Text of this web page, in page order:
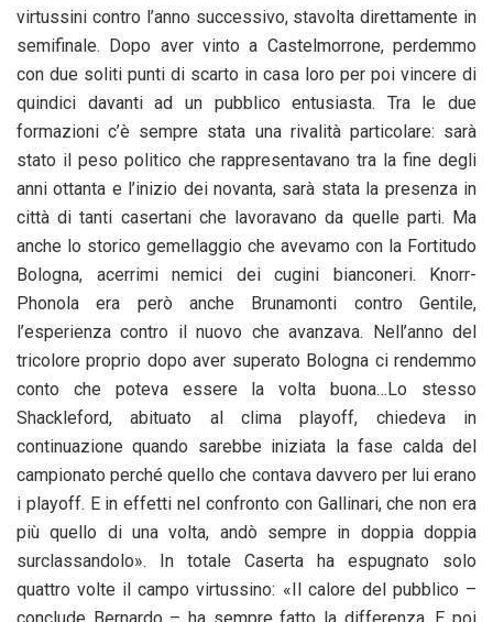
virtussini contro l’anno successivo, stavolta direttamente in
semifinale. Dopo aver vinto a Castelmorrone, perdemmo
con due soliti punti di scarto in casa loro per poi vincere di
quindici davanti ad un pubblico entusiasta. Tra le due
formazioni c’è sempre stata una rivalità particolare: sarà
stato il peso politico che rappresentavano tra la fine degli
anni ottanta e l’inizio dei novanta, sarà stata la presenza in
città di tanti casertani che lavoravano da quelle parti. Ma
anche lo storico gemellaggio che avevamo con la Fortitudo
Bologna, acerrimi nemici dei cugini bianconeri. Knorr-
Phonola era però anche Brunamonti contro Gentile,
l’esperienza contro il nuovo che avanzava. Nell’anno del
tricolore proprio dopo aver superato Bologna ci rendemmo
conto che poteva essere la volta buona…Lo stesso
Shackleford, abituato al clima playoff, chiedeva in
continuazione quando sarebbe iniziata la fase calda del
campionato perché quello che contava davvero per lui erano
i playoff. E in effetti nel confronto con Gallinari, che non era
più quello di una volta, andò sempre in doppia doppia
surclassandolo». In totale Caserta ha espugnato solo
quattro volte il campo virtussino: «Il calore del pubblico –
conclude Bernardo – ha sempre fatto la differenza. E poi